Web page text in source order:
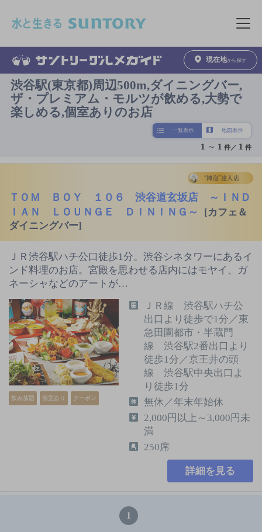
メニュ
現在地から探す
渋谷駅(東京都)周辺500m,ダイニングバー,
ザ・プレミアム・モルツが飲める,大勢で
楽しめる,個室ありのお店
一覧表示 地図表示
1 ～ 1 件／ 1 件
ＴＯＭ ＢＯＹ １０６ 渋谷道玄坂店 ～ＩＮＤ
ＩＡＮ ＬＯＵＮＧＥ ＤＩＮＩＮＧ～
[カフェ＆
ダイニングバー]
ＪＲ渋谷駅ハチ公口徒歩1分。渋谷シネタワーにあるイ
ンド料理のお店。宮殿を思わせる店内にはモヤイ、ガ
ネーシャなどのアートが…
飲み放題 個室あり クーポン
ＪＲ線 渋谷駅ハチ公
出口より徒歩で1分／東
急田園都市・半蔵門
線 渋谷駅2番出口より
徒歩1分／京王井の頭
線 渋谷駅中央出口よ
り徒歩1分
無休／年末年始休
2,000円以上～3,000円未
満
250席
詳細を見る
1